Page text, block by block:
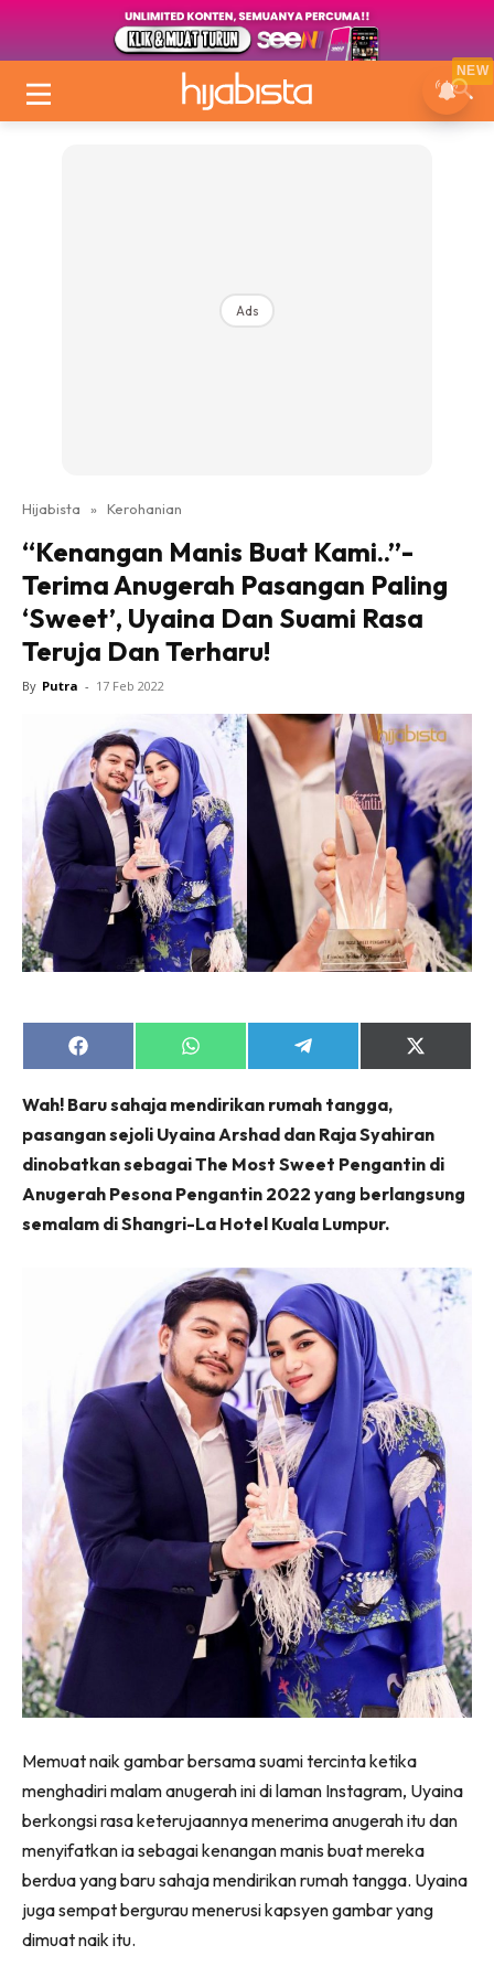
Ads
Hijabista » Kerohanian
“Kenangan Manis Buat Kami..”-
Terima Anugerah Pasangan Paling
‘Sweet’, Uyaina Dan Suami Rasa
Teruja Dan Terharu!
By Putra - 17 Feb 2022
Share
on
Share
on
Share
on
Share
on
Wah! Baru sahaja mendirikan rumah tangga,
pasangan sejoli Uyaina Arshad dan Raja Syahiran
dinobatkan sebagai The Most Sweet Pengantin di
Anugerah Pesona Pengantin 2022 yang berlangsung
semalam di Shangri-La Hotel Kuala Lumpur.
Memuat naik gambar bersama suami tercinta ketika
menghadiri malam anugerah ini di laman Instagram, Uyaina
berkongsi rasa keterujaannya menerima anugerah itu dan
menyifatkan ia sebagai kenangan manis buat mereka
berdua yang baru sahaja mendirikan rumah tangga. Uyaina
juga sempat bergurau menerusi kapsyen gambar yang
dimuat naik itu.
NEW